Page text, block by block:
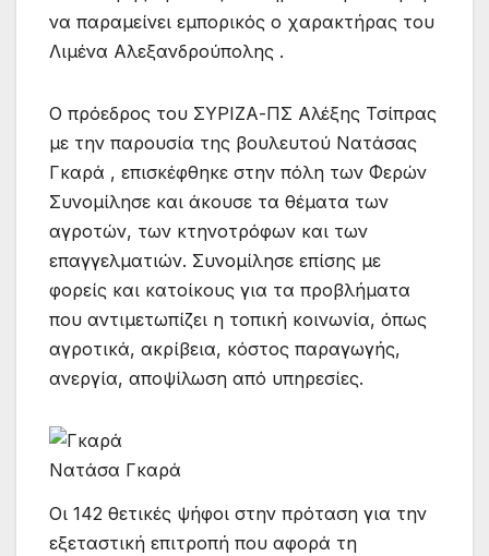
να παραμείνει εμπορικός ο χαρακτήρας του
Λιμένα Αλεξανδρούπολης .
Ο πρόεδρος του ΣΥΡΙΖΑ-ΠΣ Αλέξης Τσίπρας
με την παρουσία της βουλευτού Νατάσας
Γκαρά , επισκέφθηκε στην πόλη των Φερών
Συνομίλησε και άκουσε τα θέματα των
αγροτών, των κτηνοτρόφων και των
επαγγελματιών. Συνομίλησε επίσης με
φορείς και κατοίκους για τα προβλήματα
που αντιμετωπίζει η τοπική κοινωνία, όπως
αγροτικά, ακρίβεια, κόστος παραγωγής,
ανεργία, αποψίλωση από υπηρεσίες.
Νατάσα Γκαρά
Οι 142 θετικές ψήφοι στην πρόταση για την
εξεταστική επιτροπή που αφορά τη